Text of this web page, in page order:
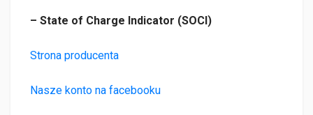
– State of Charge Indicator (SOCI)
Strona producenta
Nasze konto na facebooku